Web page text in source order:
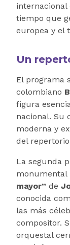
tiempo que
europea y el
Un
El programa
colombiano
figura
nacional. Su
moderna y
del
La segunda
monumental
mayor” de
conocida
las más
compositor.
orquestal